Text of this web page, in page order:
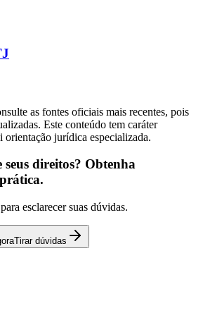
as fontes oficiais mais recentes, pois
Este conteúdo tem caráter
orientação jurídica especializada.
seus direitos? Obtenha
esclarecer suas dúvidas.
Tirar dúvidas